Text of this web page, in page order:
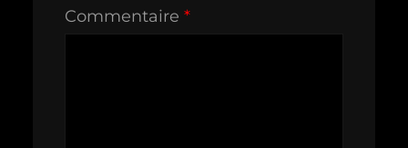
Commentaire *